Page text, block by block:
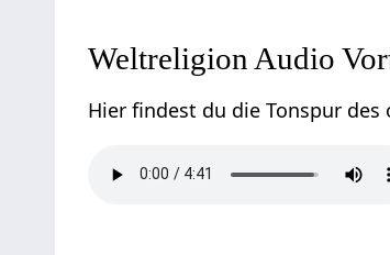
Weltreligion‏‎ Audio